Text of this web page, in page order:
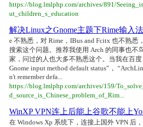
https://blog.lmlphp.com/archives/891/
ut_children_s_education
解决Linux之Gnome主题下Rime输入
e 不熟悉，对 Rime，IBus and Fcitx 也不熟悉
搜索这个问题。推荐我使用 Arch 的同事也不
家，问过的人也大多不熟悉这个。当我在百度
Gnome input method default status”，
n't remember defa...
https://blog.lmlphp.com/archives/159/
d_source_is_Chinese_problem_of_Rim...
WinXP VPN连上后能上谷歌不能上
在 Windows Xp 系统下，连接上国外 VPN 后